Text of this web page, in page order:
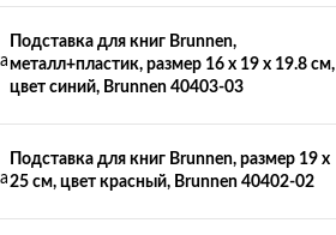
Подставка для книг Brunnen,
металл+пластик, размер 16 х 19 x 19.8 см,
цвет синий, Brunnen 40403-03
Подставка для книг Brunnen, размер 19 х
25 см, цвет красный, Brunnen 40402-02